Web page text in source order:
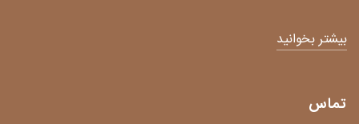
بیشتر بخوانید
تماس